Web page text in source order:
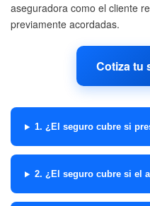
aseguradora como el cliente
previamente acordadas.
Cotiza tu
1. ¿El seguro cubre si
2. ¿El seguro cubre si el